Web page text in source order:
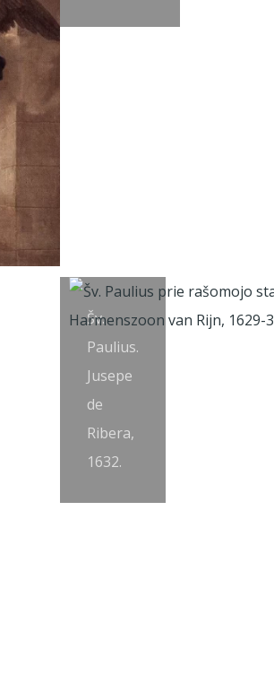
Šv.
Paulius.
Jusepe
de
Ribera,
1632.